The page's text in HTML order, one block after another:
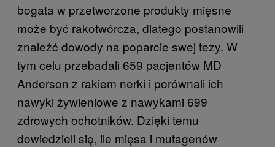
bogata w przetworzone produkty mięsne
może być rakotwórcza, dlatego postanowili
znaleźć dowody na poparcie swej tezy. W
tym celu przebadali 659 pacjentów MD
Anderson z rakiem nerki i porównali ich
nawyki żywieniowe z nawykami 699
zdrowych ochotników. Dzięki temu
dowiedzieli się, ile mięsa i mutagenów